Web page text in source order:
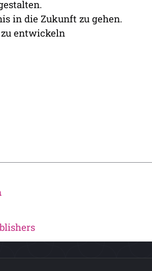
in die Zukunft zu gehen.
zu entwickeln